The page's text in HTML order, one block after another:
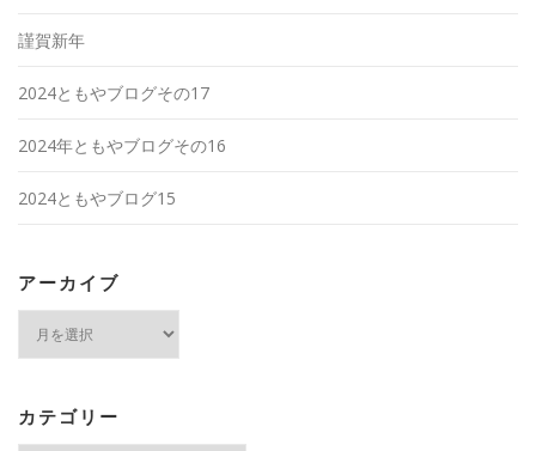
謹賀新年
2024ともやブログその17
2024年ともやブログその16
2024ともやブログ15
アーカイブ
ブ
カテゴリー